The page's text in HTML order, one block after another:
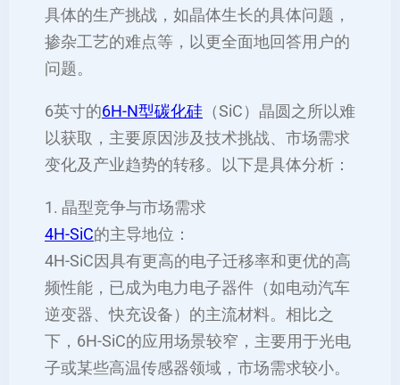
具体的生产挑战，如晶体生长的具体问题，
掺杂工艺的难点等，以更全面地回答用户的
问题。
6英寸的6H-N型碳化硅 （SiC）晶圆之所以难
以获取，主要原因涉及技术挑战、市场需求
变化及产业趋势的转移。以下是具体分析：
1. 晶型竞争与市场需求
4H-SiC的主导地位：
4H-SiC因具有更高的电子迁移率和更优的高
频性能，已成为电力电子器件（如电动汽车
逆变器、快充设备）的主流材料。相比之
下，6H-SiC的应用场景较窄，主要用于光电
子或某些高温传感器领域，市场需求较小。